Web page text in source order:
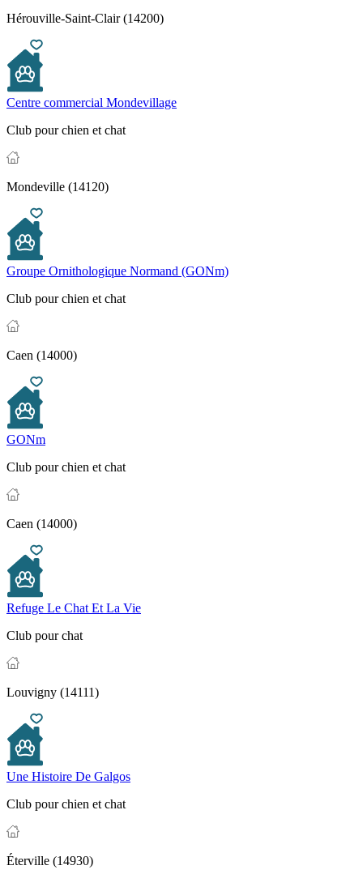
Hérouville-Saint-Clair (14200)
Centre commercial Mondevillage
Club pour chien et chat
Mondeville (14120)
Groupe Ornithologique Normand (GONm)
Club pour chien et chat
Caen (14000)
GONm
Club pour chien et chat
Caen (14000)
Refuge Le Chat Et La Vie
Club pour chat
Louvigny (14111)
Une Histoire De Galgos
Club pour chien et chat
Éterville (14930)